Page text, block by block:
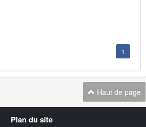
1
Haut de page
Plan du site